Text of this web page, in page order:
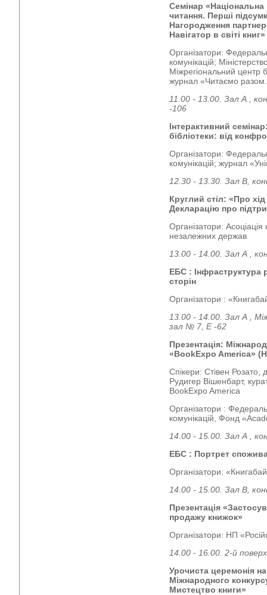
Семінар «Національна
читання. Перші
Нагородження
Навігатор в світі книг»
Організатори:
комунікацій;
Міжрегіональний центр
журнал «Читаємо разом.
11.00 - 13.00. Зал А ,
-106
Інтерактивний
бібліотеки: від
Організатори:
комунікацій; журнал
12.30 - 13.30. Зал В,
Круглий стіл: «Про
Декларацію про
Організатори:
незалежних держав
13.00 - 14.00. Зал А ,
ЕБС : Інфраструктура
сторін
Організатори :
13.00 - 14.00. Зал А ,
зал № 7, Е -62
Презентація:
«BookExpo America»
Спікери: Стівен Розато,
Рудигер Вішенбарт,
BookExpo America
Організатори :
комунікацій, Фонд
14.00 - 15.00. Зал А ,
ЕБС : Портрет
Організатори:
14.00 - 15.00. Зал В,
Презентація
продажу книжок»
Організатори: НП
14.00 - 16.00. 2-й
Урочиста церемонія
Міжнародного
Мистецтво книги»